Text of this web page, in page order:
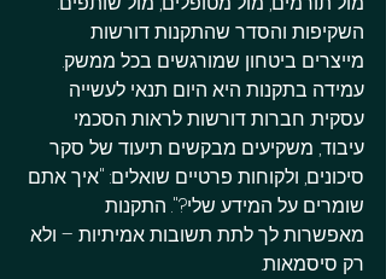
השקיפות והסדר שהתקנות דורשות
מייצרים ביטחון שמורגשים בכל ממשק.
עמידה בתקנות היא היום תנאי לעשייה
עסקית. חברות דורשות לראות הסכמי
עיבוד, משקיעים מבקשים תיעוד של סקר
סיכונים, ולקוחות פרטיים שואלים: "איך אתם
שומרים על המידע שלי?". התקנות
מאפשרות לך לתת תשובות אמיתיות – ולא
רק סיסמאות.